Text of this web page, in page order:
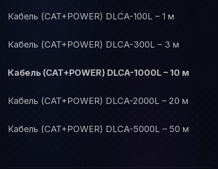
Кабель (CAT+POWER) DLCA-100L – 1 м
Кабель (CAT+POWER) DLCA-300L – 3 м
Кабель (CAT+POWER) DLCA-1000L – 10 м
Кабель (CAT+POWER) DLCA-2000L – 20 м
Кабель (CAT+POWER) DLCA-5000L – 50 м